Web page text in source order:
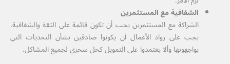
الشفافية مع المستثمرين
الشراكة مع المستثمرين يجب أن تكون قائمة على الثقة والشفافية.
يجب على رواد الأعمال أن يكونوا صادقين بشأن التحديات التي
يواجهونها وألا يعتمدوا على التمويل كحل سحري لجميع المشاكل.